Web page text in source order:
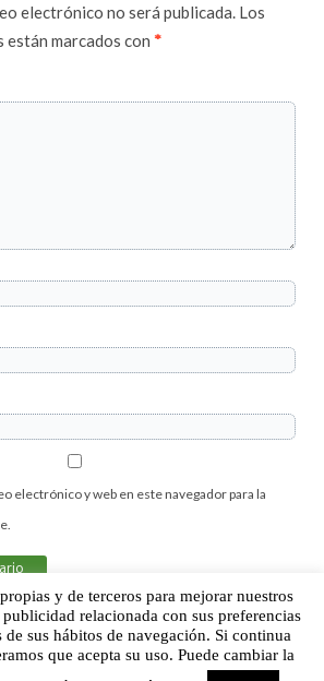
electrónico no será publicada. Los
están marcados con*
electrónico y web en este navegador para la
Fútbol Club | Aviso legal |Contacto
y de terceros para mejorar nuestros
relacionada con sus preferencias
de sus hábitos de navegación. Si continua
que acepta su uso. Puede cambiar la